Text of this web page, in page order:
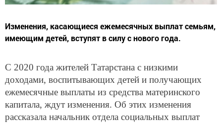
Изменения, касающиеся ежемесячных выплат семьям,
имеющим детей, вступят в силу с нового года.
С 2020 года жителей Татарстана с низкими
доходами, воспитывающих детей и получающих
ежемесячные выплаты из средства материнского
капитала, ждут изменения. Об этих изменения
рассказала начальник отдела социальных выплат